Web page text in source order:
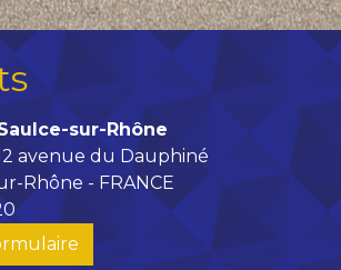
sur-Rhône
avenue du Dauphiné
Rhône - FRANCE